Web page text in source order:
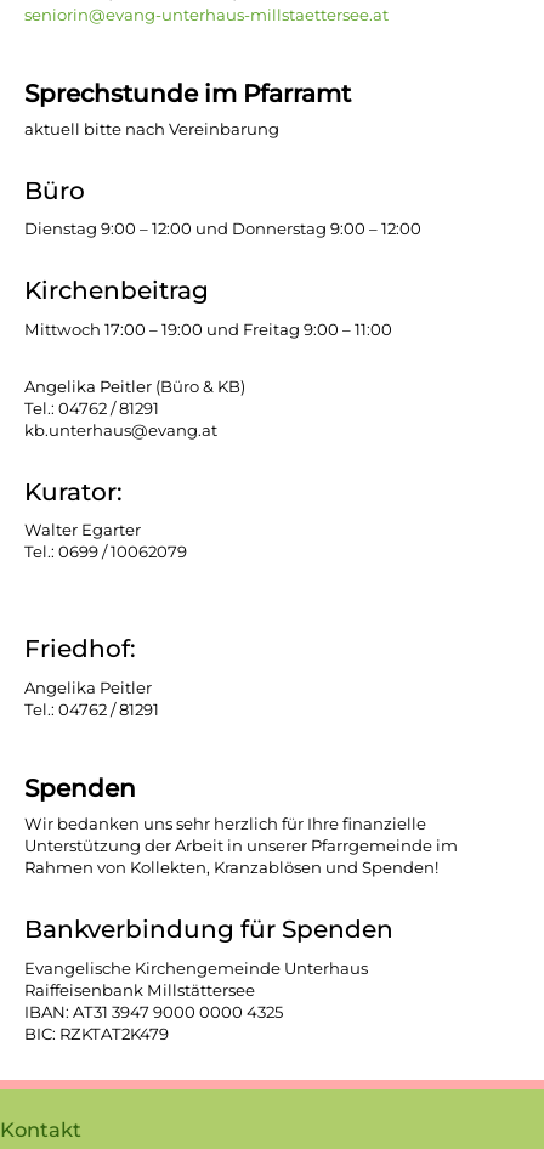
seniorin@evang-unterhaus-millstaettersee.at
Sprechstunde im Pfarramt
aktuell bitte nach Vereinbarung
Büro
Dienstag 9:00 – 12:00 und Donnerstag 9:00 – 12:00
Kirchenbeitrag
Mittwoch 17:00 – 19:00 und Freitag 9:00 – 11:00
Angelika Peitler (Büro & KB)
Tel.: 04762 / 81291
kb.unterhaus@evang.at
Kurator:
Walter Egarter
Tel.: 0699 / 10062079
Friedhof:
Angelika Peitler
Tel.: 04762 / 81291
Spenden
Wir bedanken uns sehr herzlich für Ihre finanzielle
Unterstützung der Arbeit in unserer Pfarrgemeinde im
Rahmen von Kollekten, Kranzablösen und Spenden!
Bankverbindung für Spenden
Evangelische Kirchengemeinde Unterhaus
Raiffeisenbank Millstättersee
IBAN: AT31 3947 9000 0000 4325
BIC: RZKTAT2K479
Kontakt